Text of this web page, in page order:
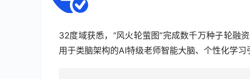
32度域获悉，“风火轮萤图”完成数千万种子轮融
用于类脑架构的AI特级老师智能大脑、个性化学习